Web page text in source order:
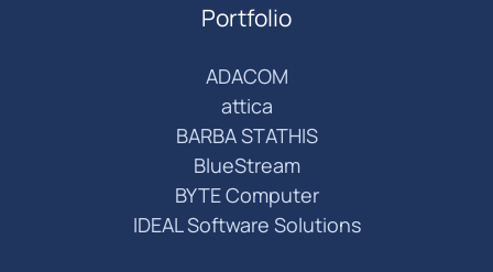
Portfolio
ADACOM
attica
BARBA STATHIS
BlueStream
BYTE Computer
IDEAL Software Solutions